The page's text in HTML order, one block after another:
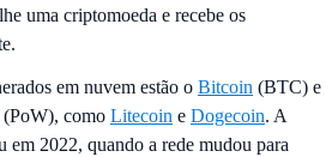
uma criptomoeda e recebe os
em nuvem estão o Bitcoin (BTC) e
(PoW), como Litecoin e Dogecoin. A
em 2022, quando a rede mudou para